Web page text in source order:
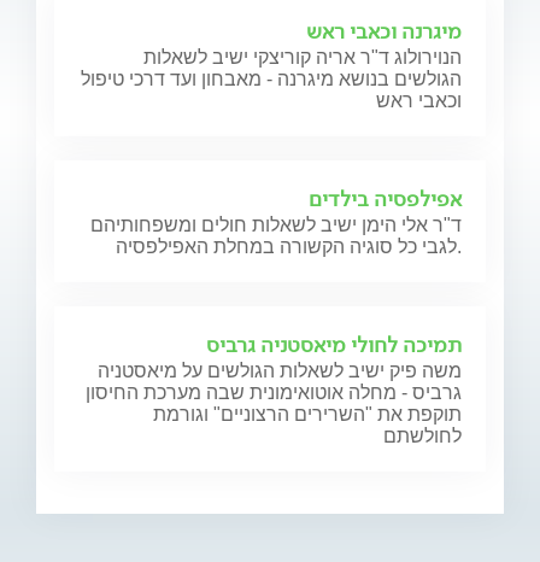
מיגרנה וכאבי ראש
הנוירולוג ד"ר אריה קוריצקי ישיב לשאלות
הגולשים בנושא מיגרנה - מאבחון ועד דרכי טיפול
וכאבי ראש
אפילפסיה בילדים
ד"ר אלי הימן ישיב לשאלות חולים ומשפחותיהם
לגבי כל סוגיה הקשורה במחלת האפילפסיה.
תמיכה לחולי מיאסטניה גרביס
משה פיק ישיב לשאלות הגולשים על מיאסטניה
גרביס - מחלה אוטואימונית שבה מערכת החיסון
תוקפת את "השרירים הרצוניים" וגורמת
לחולשתם